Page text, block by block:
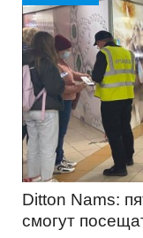
Ditton Nams:
смогут